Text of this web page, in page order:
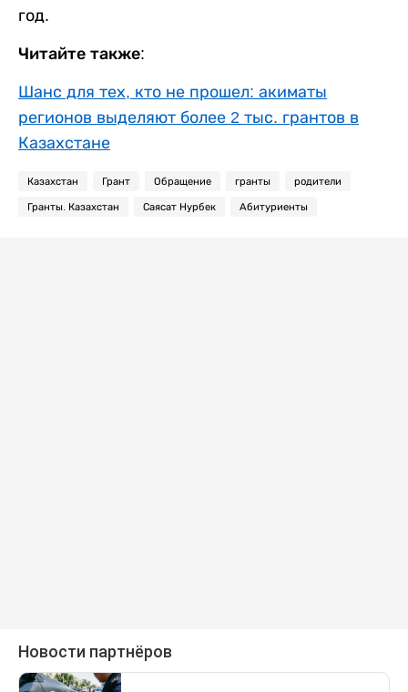
год.
Читайте также:
Шанс для тех, кто не прошел: акиматы
регионов выделяют более 2 тыс. грантов в
Казахстане
Казахстан Грант Обращение гранты родители
Гранты. Казахстан Саясат Нурбек Абитуриенты